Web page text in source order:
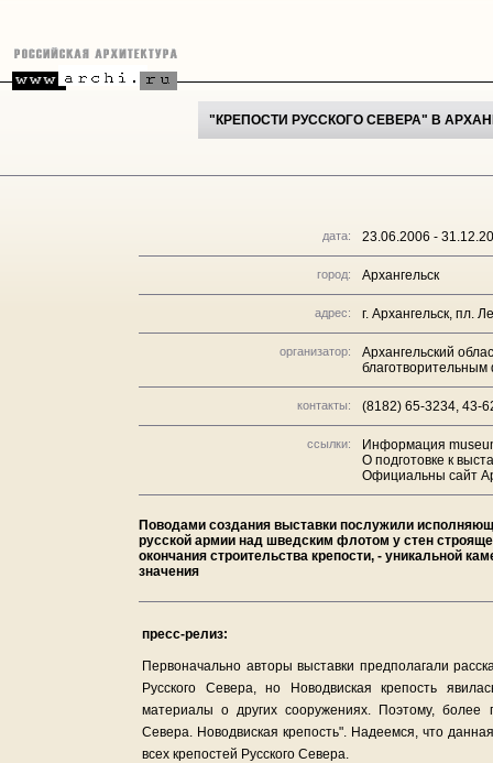
"КРЕПОСТИ РУССКОГО СЕВЕРА" В
дата: 23.06.2006 -
город: Архангельск
адрес: г. Архангельск, пл.
организатор:
Архангельский
контакты: (8182) 65-3234, 43-
ссылки:
Информация
О подготовке к
Официальны сайт
Поводами создания выставки послужили
русской армии над шведским флотом у стен
окончания строительства крепости, - уникальной
значения
пресс-релиз:
Первоначально авторы выставки предполагали
Русского Севера, но Новодвиская крепость
материалы о других сооружениях. Поэтому, более
Севера. Новодвиская крепость". Надеемся, что
всех крепостей Русского Севера.